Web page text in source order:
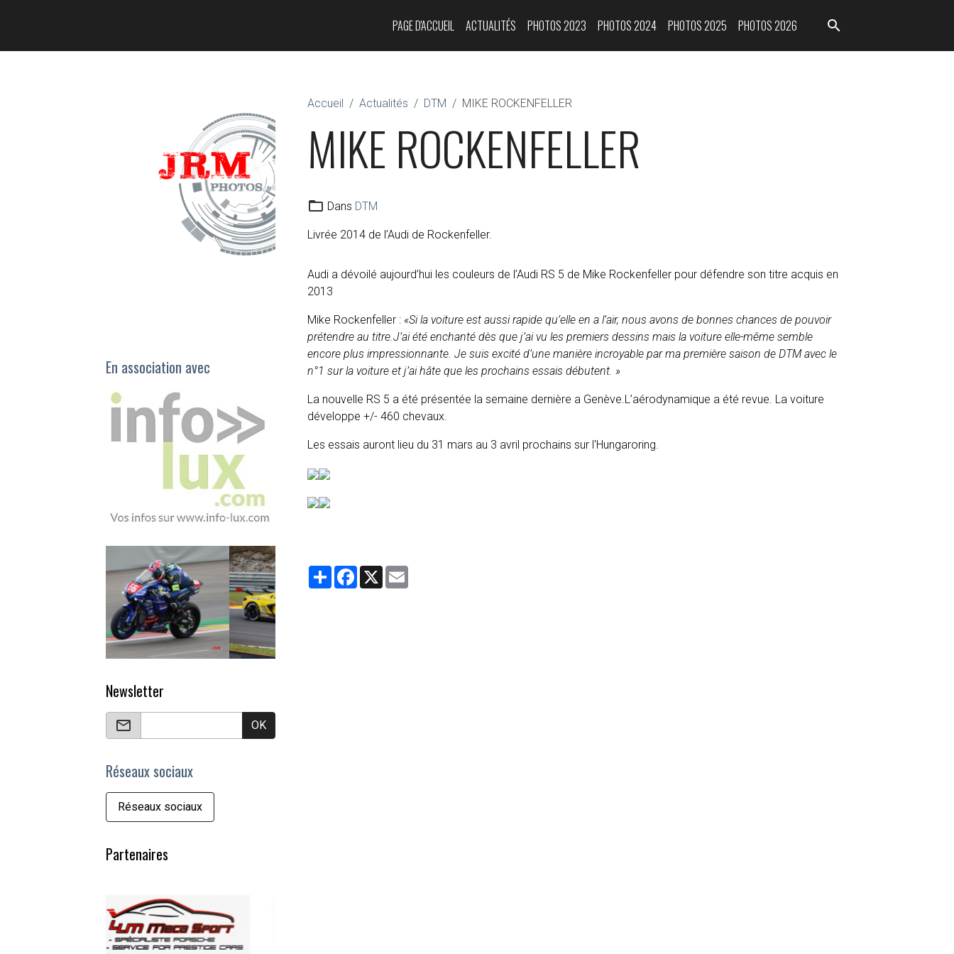
PAGE D'ACCUEIL ACTUALITÉS PHOTOS 2023 PHOTOS 2024 PHOTOS 2025 PHOTOS 2026
Accueil Actualités DTM MIKE ROCKENFELLER
MIKE ROCKENFELLER
Dans DTM
Livrée 2014 de l’Audi de Rockenfeller.
Audi a dévoilé aujourd’hui les couleurs de l’Audi RS 5 de Mike Rockenfeller pour défendre son titre acquis en
2013
Mike Rockenfeller : «Si la voiture est aussi rapide qu’elle en a l’air, nous avons de bonnes chances de pouvoir
prétendre au titre.J’ai été enchanté dès que j’ai vu les premiers dessins mais la voiture elle-même semble
encore plus impressionnante. Je suis excité d’une manière incroyable par ma première saison de DTM avec le
n°1 sur la voiture et j’ai hâte que les prochains essais débutent. »
La nouvelle RS 5 a été présentée la semaine dernière a Genève.L’aérodynamique a été revue. La voiture
développe +/- 460 chevaux.
Les essais auront lieu du 31 mars au 3 avril prochains sur l'Hungaroring.
PartagerFacebook
X
En association avec
Newsletter
OK
Réseaux sociaux
Réseaux sociaux
Partenaires